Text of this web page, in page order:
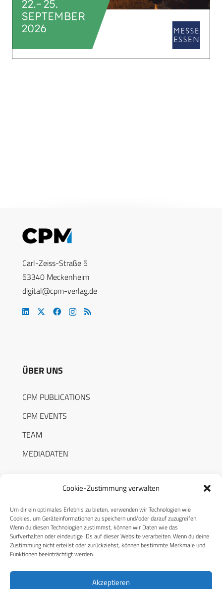
Cookie-Zustimmung verwalten
Um dir ein optimales Erlebnis zu bieten, verwenden wir Technologien wie
Cookies, um Geräteinformationen zu speichern und/oder darauf zuzugreifen.
Wenn du diesen Technologien zustimmst, können wir Daten wie das
Surfverhalten oder eindeutige IDs auf dieser Website verarbeiten. Wenn du deine
Zustimmung nicht erteilst oder zurückziehst, können bestimmte Merkmale und
Funktionen beeinträchtigt werden.
Akzeptieren
Carl-Zeiss-Straße 5
53340 Meckenheim
digital@cpm-verlag.de
ÜBER UNS
CPM PUBLICATIONS
CPM EVENTS
TEAM
MEDIADATEN
RECHTLICHES
Datenschutzerklärung
Cookie-Richtlinie (EU)